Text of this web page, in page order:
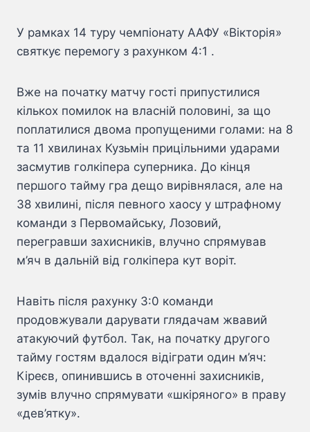
У рамках 14 туру чемпіонату ААФУ «Вікторія»
святкує перемогу з рахунком 4:1 .
Вже на початку матчу гості припустилися
кількох помилок на власній половині, за що
поплатилися двома пропущеними голами: на 8
та 11 хвилинах Кузьмін прицільними ударами
засмутив голкіпера суперника. До кінця
першого тайму гра дещо вирівнялася, але на
38 хвилині, після певного хаосу у штрафному
команди з Первомайську, Лозовий,
перегравши захисників, влучно спрямував
м’яч в дальній від голкіпера кут воріт.
Навіть після рахунку 3:0 команди
продовжували дарувати глядачам жвавий
атакуючий футбол. Так, на початку другого
тайму гостям вдалося відіграти один м’яч:
Кіреєв, опинившись в оточенні захисників,
зумів влучно спрямувати «шкіряного» в праву
«дев’ятку».